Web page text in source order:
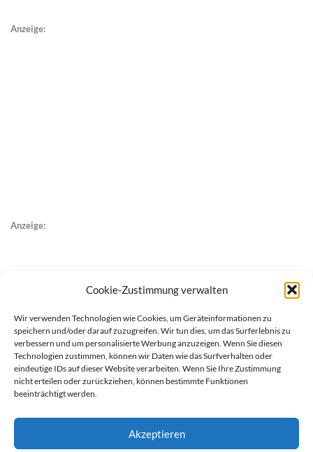
Cookie-Zustimmung verwalten
Wir verwenden Technologien wie Cookies, um Geräteinformationen zu
speichern und/oder darauf zuzugreifen. Wir tun dies, um das Surferlebnis zu
verbessern und um personalisierte Werbung anzuzeigen. Wenn Sie diesen
Technologien zustimmen, können wir Daten wie das Surfverhalten oder
eindeutige IDs auf dieser Website verarbeiten. Wenn Sie Ihre Zustimmung
nicht erteilen oder zurückziehen, können bestimmte Funktionen
beeinträchtigt werden.
Akzeptieren
Anzeige:
Anzeige: